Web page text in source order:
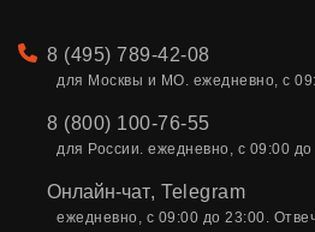
Телефон
8 (495) 789-42-08
для Москвы и МО. ежедневно, с
8 (800) 100-76-55
для России. ежедневно, с 09:00
Онлайн-чат, Telegram
ежедневно, с 09:00 до 23:00.